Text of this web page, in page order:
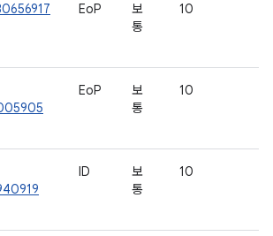
EoP
보
통
10
EoP
보
통
10
ID
보
통
10